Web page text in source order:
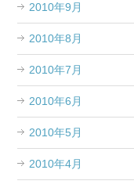
2010年9月
2010年8月
2010年7月
2010年6月
2010年5月
2010年4月